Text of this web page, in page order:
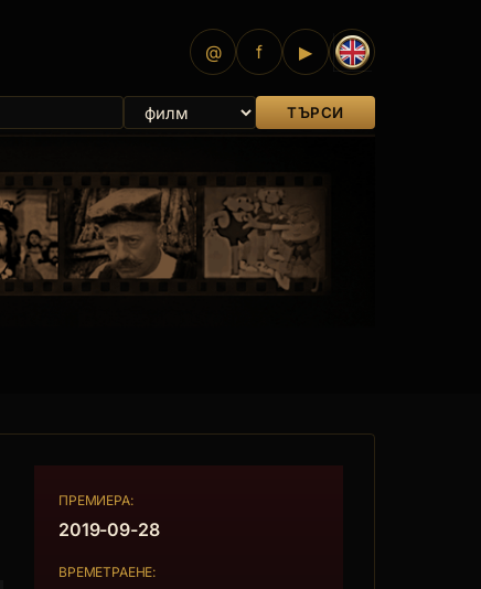
@ f ▶
ТЪРСИ
ПРЕМИЕРА:
2019-09-28
ВРЕМЕТРАЕНЕ: